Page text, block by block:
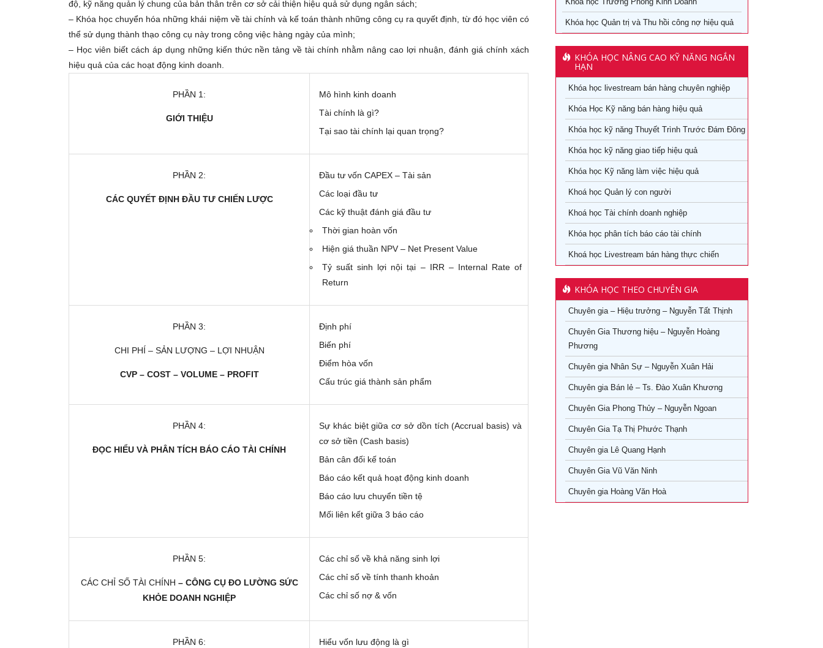
độ, kỹ năng quản lý chung của bản thân trên cơ sở cải thiện hiệu quả sử dụng ngân sách;
– Khóa học chuyển hóa những khái niệm về tài chính và kế toán thành những công cụ ra quyết định, từ đó học viên có
thể sử dụng thành thạo công cụ này trong công việc hàng ngày của mình;
– Học viên biết cách áp dụng những kiến thức nền tảng về tài chính nhằm nâng cao lợi nhuận, đánh giá chính xách
hiệu quả của các hoạt động kinh doanh.
PHẦN 1:
GIỚI THIỆU
Mô hình kinh doanh
Tài chính là gì?
Tại sao tài chính lại quan trọng?
PHẦN 2:
CÁC QUYẾT ĐỊNH ĐẦU TƯ CHIẾN LƯỢC
Đầu tư vốn CAPEX – Tài sản
Các loại đầu tư
Các kỹ thuật đánh giá đầu tư
Thời gian hoàn vốn
Hiện giá thuần NPV – Net Present Value
Tỷ suất sinh lợi nội tại – IRR – Internal Rate of
Return
PHẦN 3:
CHI PHÍ – SẢN LƯỢNG – LỢI NHUẬN
CVP – COST – VOLUME – PROFIT
Định phí
Biến phí
Điểm hòa vốn
Cấu trúc giá thành sản phẩm
PHẦN 4:
ĐỌC HIỂU VÀ PHÂN TÍCH BÁO CÁO TÀI CHÍNH
Sự khác biệt giữa cơ sở dồn tích (Accrual basis) và
cơ sở tiền (Cash basis)
Bản cân đối kế toán
Báo cáo kết quả hoạt động kinh doanh
Báo cáo lưu chuyển tiền tệ
Mối liên kết giữa 3 báo cáo
PHẦN 5:
CÁC CHỈ SỐ TÀI CHÍNH – CÔNG CỤ ĐO LƯỜNG SỨC
KHỎE DOANH NGHIỆP
Các chỉ số về khả năng sinh lợi
Các chỉ số về tính thanh khoản
Các chỉ số nợ & vốn
PHẦN 6:
Hiểu vốn lưu động là gì
Khóa học Quản trị và Thu hồi công nợ hiệu quả
KHÓA HỌC NÂNG CAO KỸ NĂNG NGẮN
HẠN
Khóa học livestream bán hàng chuyên nghiệp
Khóa Học Kỹ năng bán hàng hiệu quả
Khóa học kỹ năng Thuyết Trình Trước Đám Đông
Khóa học kỹ năng giao tiếp hiệu quả
Khóa học Kỹ năng làm việc hiệu quả
Khoá học Quản lý con người
Khoá học Tài chính doanh nghiệp
Khóa học phân tích báo cáo tài chính
Khoá học Livestream bán hàng thực chiến
KHÓA HỌC THEO CHUYÊN GIA
Chuyên gia – Hiệu trưởng – Nguyễn Tất Thịnh
Chuyên Gia Thương hiệu – Nguyễn Hoàng
Phương
Chuyên gia Nhân Sự – Nguyễn Xuân Hải
Chuyên gia Bán lẻ – Ts. Đào Xuân Khương
Chuyên Gia Phong Thủy – Nguyễn Ngoan
Chuyên Gia Tạ Thị Phước Thạnh
Chuyên gia Lê Quang Hạnh
Chuyên Gia Vũ Văn Ninh
Chuyên gia Hoàng Văn Hoà